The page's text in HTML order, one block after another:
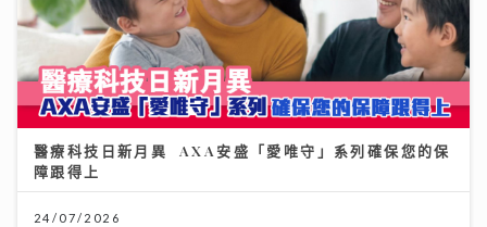
醫療科技日新月異 AXA安盛「愛唯守」系列確保您的保
障跟得上
24/07/2026